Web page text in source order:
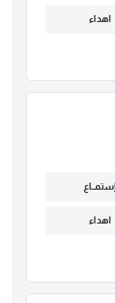
اهداء
إستمــاع
اهداء